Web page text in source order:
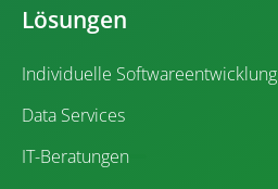
Lösungen
Individuelle Softwareentwicklung
Data Services
IT-Beratungen